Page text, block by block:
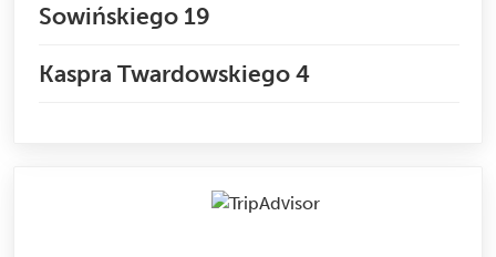
Sowińskiego 19
Kaspra Twardowskiego 4